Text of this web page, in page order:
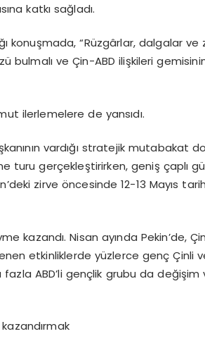
katkı sağladı.
konuşmada, “Rüzgârlar, dalgalar
bulmalı ve Çin-ABD ilişkileri
ilerlemelere de yansıdı.
vardığı stratejik mutabakat
turu gerçekleştirirken, geniş çaplı
zirve öncesinde 12-13 Mayıs
kazandı. Nisan ayında Pekin’de,
etkinliklerde yüzlerce genç Çinli
fazla ABD’li gençlik grubu da